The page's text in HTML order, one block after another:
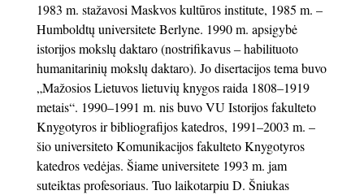
1983 m. stažavosi Maskvos kultūros institute, 1985 m. –
Humboldtų universitete Berlyne. 1990 m. apsigybė
istorijos mokslų daktaro (nostrifikavus ‒ habilituoto
humanitarinių mokslų daktaro). Jo disertacijos tema buvo
„Mažosios Lietuvos lietuvių knygos raida 1808–1919
metais“. 1990–1991 m. nis buvo VU Istorijos fakulteto
Knygotyros ir bibliografijos katedros, 1991–2003 m. –
šio universiteto Komunikacijos fakulteto Knygotyros
katedros vedėjas. Šiame universitete 1993 m. jam
suteiktas profesoriaus. Tuo laikotarpiu D. Šniukas